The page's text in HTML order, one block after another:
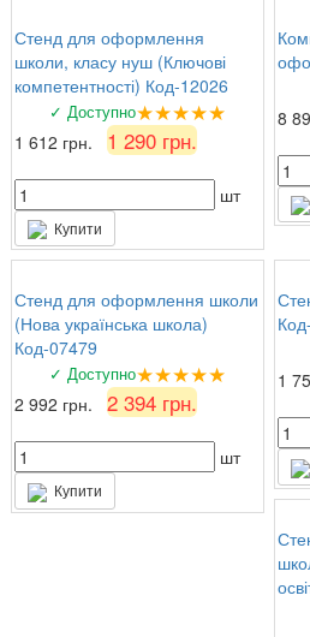
Стенд для оформлення
школи, класу нуш (Ключові
компетентності) Код-12026
✓ Доступно★★★★★
1 612 грн. 1 290 грн.
шт
Купити
8
Стенд для оформлення школи
(Нова українська школа)
Код-07479
✓ Доступно★★★★★
2 992 грн. 2 394 грн.
шт
Купити
1